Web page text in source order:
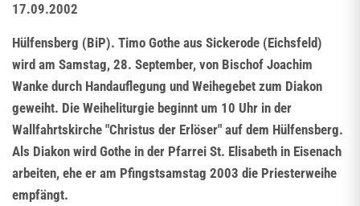
17.09.2002
Hülfensberg (BiP). Timo Gothe aus Sickerode (Eichsfeld)
wird am Samstag, 28. September, von Bischof Joachim
Wanke durch Handauflegung und Weihegebet zum Diakon
geweiht. Die Weiheliturgie beginnt um 10 Uhr in der
Wallfahrtskirche "Christus der Erlöser" auf dem Hülfensberg.
Als Diakon wird Gothe in der Pfarrei St. Elisabeth in Eisenach
arbeiten, ehe er am Pfingstsamstag 2003 die Priesterweihe
empfängt.